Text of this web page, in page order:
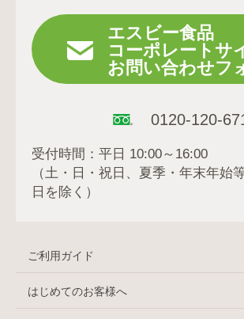
エスビー食品
コーポレートサ
お問い合わせフ
0120-120-
受付時間：平日 10:00～16:00
（土・日・祝日、夏季・年末年始
日を除く）
ご利用ガイド
はじめてのお客様へ